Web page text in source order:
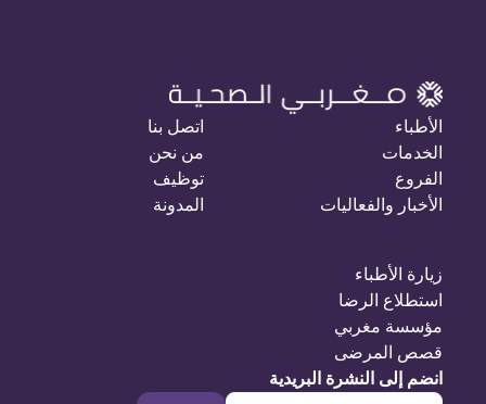
الأطباء
الخدمات
الفروع
الأخبار والفعاليات
اتصل بنا
من نحن
توظيف
المدونة
زيارة الأطباء
استطلاع الرضا
مؤسسة مغربي
قصص المرضى
انضم إلى النشرة البريدية